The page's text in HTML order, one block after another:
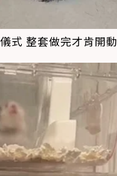
式 整套做完才肯開動